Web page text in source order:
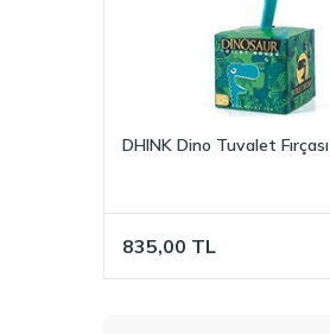
DHINK Dino Tuvalet Fırçası
835,00 TL